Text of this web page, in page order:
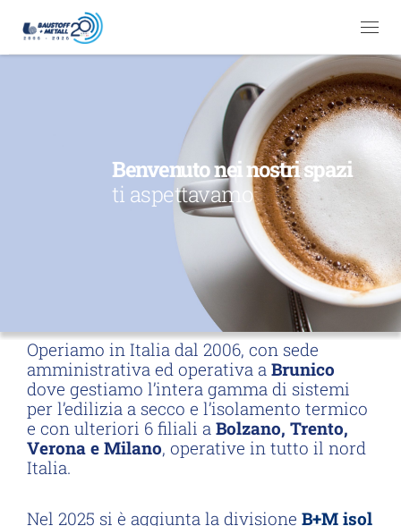
Passa al contenuto
Benvenuto nei nostri spazi
ti aspettavamo
Operiamo in Italia dal 2006, con sede
amministrativa ed operativa a Brunico
dove gestiamo l’intera gamma di sistemi
per l’edilizia a secco e l’isolamento termico
e con ulteriori 6 filiali a Bolzano, Trento,
Verona e Milano, operative in tutto il nord
Italia.
Nel 2025 si è aggiunta la divisione B+M isol